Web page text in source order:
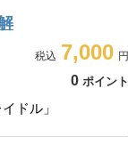
7,000
0 ポイント
ドル」